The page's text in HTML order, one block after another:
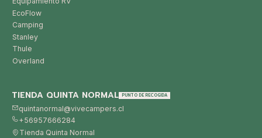
EcoFlow
Camping
Stanley
Thule
Overland
TIENDA QUINTA NORMAL PUNTO DE RECOGIDA
quintanormal@vivecampers.cl
+56957666284
Tienda Quinta Normal